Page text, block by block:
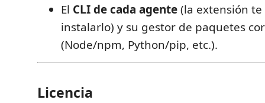
El CLI de cada agente(la extensión
instalarlo) y su gestor de paquetes
(Node/npm, Python/pip, etc.).
Licencia